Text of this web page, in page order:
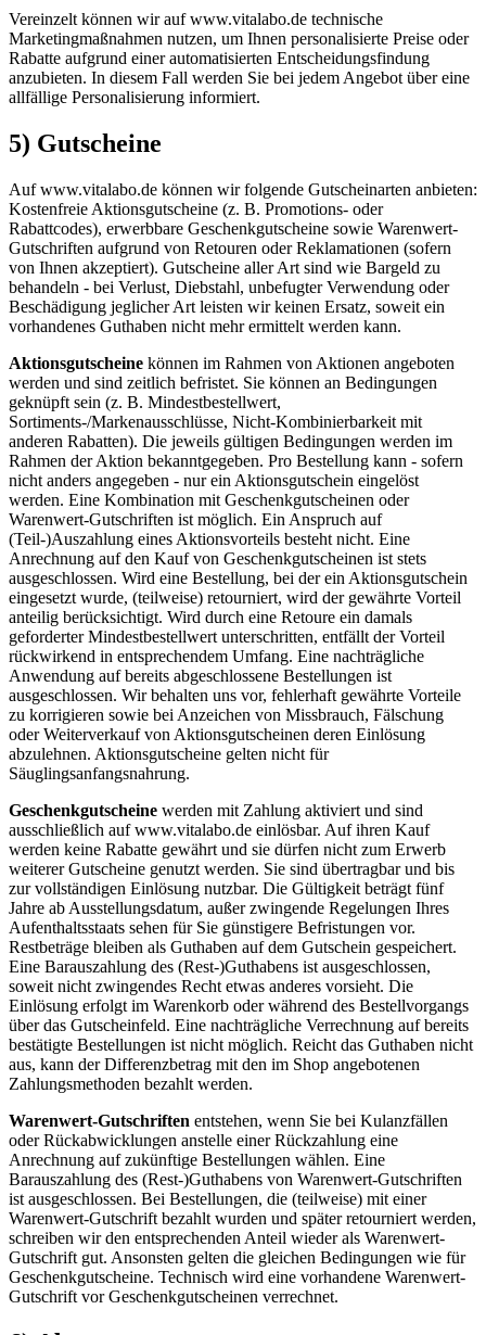
Vereinzelt können wir auf www.vitalabo.de technische
Marketingmaßnahmen nutzen, um Ihnen personalisierte Preise oder
Rabatte aufgrund einer automatisierten Entscheidungsfindung
anzubieten. In diesem Fall werden Sie bei jedem Angebot über eine
allfällige Personalisierung informiert.
5) Gutscheine
Auf www.vitalabo.de können wir folgende Gutscheinarten anbieten:
Kostenfreie Aktionsgutscheine (z. B. Promotions- oder
Rabattcodes), erwerbbare Geschenkgutscheine sowie Warenwert-
Gutschriften aufgrund von Retouren oder Reklamationen (sofern
von Ihnen akzeptiert). Gutscheine aller Art sind wie Bargeld zu
behandeln - bei Verlust, Diebstahl, unbefugter Verwendung oder
Beschädigung jeglicher Art leisten wir keinen Ersatz, soweit ein
vorhandenes Guthaben nicht mehr ermittelt werden kann.
Aktionsgutscheine können im Rahmen von Aktionen angeboten
werden und sind zeitlich befristet. Sie können an Bedingungen
geknüpft sein (z. B. Mindestbestellwert,
Sortiments-/Markenausschlüsse, Nicht-Kombinierbarkeit mit
anderen Rabatten). Die jeweils gültigen Bedingungen werden im
Rahmen der Aktion bekanntgegeben. Pro Bestellung kann - sofern
nicht anders angegeben - nur ein Aktionsgutschein eingelöst
werden. Eine Kombination mit Geschenkgutscheinen oder
Warenwert-Gutschriften ist möglich. Ein Anspruch auf
(Teil-)Auszahlung eines Aktionsvorteils besteht nicht. Eine
Anrechnung auf den Kauf von Geschenkgutscheinen ist stets
ausgeschlossen. Wird eine Bestellung, bei der ein Aktionsgutschein
eingesetzt wurde, (teilweise) retourniert, wird der gewährte Vorteil
anteilig berücksichtigt. Wird durch eine Retoure ein damals
geforderter Mindestbestellwert unterschritten, entfällt der Vorteil
rückwirkend in entsprechendem Umfang. Eine nachträgliche
Anwendung auf bereits abgeschlossene Bestellungen ist
ausgeschlossen. Wir behalten uns vor, fehlerhaft gewährte Vorteile
zu korrigieren sowie bei Anzeichen von Missbrauch, Fälschung
oder Weiterverkauf von Aktionsgutscheinen deren Einlösung
abzulehnen. Aktionsgutscheine gelten nicht für
Säuglingsanfangsnahrung.
Geschenkgutscheine werden mit Zahlung aktiviert und sind
ausschließlich auf www.vitalabo.de einlösbar. Auf ihren Kauf
werden keine Rabatte gewährt und sie dürfen nicht zum Erwerb
weiterer Gutscheine genutzt werden. Sie sind übertragbar und bis
zur vollständigen Einlösung nutzbar. Die Gültigkeit beträgt fünf
Jahre ab Ausstellungsdatum, außer zwingende Regelungen Ihres
Aufenthaltsstaats sehen für Sie günstigere Befristungen vor.
Restbeträge bleiben als Guthaben auf dem Gutschein gespeichert.
Eine Barauszahlung des (Rest-)Guthabens ist ausgeschlossen,
soweit nicht zwingendes Recht etwas anderes vorsieht. Die
Einlösung erfolgt im Warenkorb oder während des Bestellvorgangs
über das Gutscheinfeld. Eine nachträgliche Verrechnung auf bereits
bestätigte Bestellungen ist nicht möglich. Reicht das Guthaben nicht
aus, kann der Differenzbetrag mit den im Shop angebotenen
Zahlungsmethoden bezahlt werden.
Warenwert-Gutschriften entstehen, wenn Sie bei Kulanzfällen
oder Rückabwicklungen anstelle einer Rückzahlung eine
Anrechnung auf zukünftige Bestellungen wählen. Eine
Barauszahlung des (Rest-)Guthabens von Warenwert-Gutschriften
ist ausgeschlossen. Bei Bestellungen, die (teilweise) mit einer
Warenwert-Gutschrift bezahlt wurden und später retourniert werden,
schreiben wir den entsprechenden Anteil wieder als Warenwert-
Gutschrift gut. Ansonsten gelten die gleichen Bedingungen wie für
Geschenkgutscheine. Technisch wird eine vorhandene Warenwert-
Gutschrift vor Geschenkgutscheinen verrechnet.